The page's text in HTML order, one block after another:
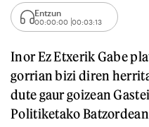
Entzun
00:00:00 00:03:13
Inor Ez Etxerik Gabe
gorrian bizi diren
dute gaur goizean
Politiketako